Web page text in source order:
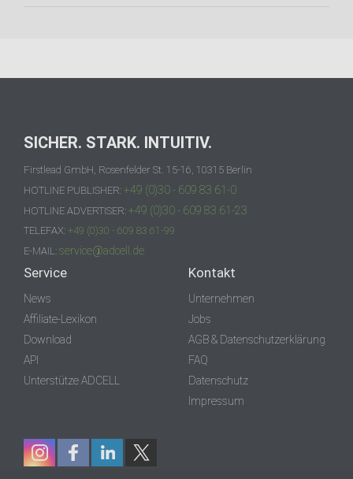
SICHER. STARK. INTUITIV.
Firstlead GmbH, Rosenfelder St. 15-16, 10315 Berlin
HOTLINE PUBLISHER: +49 (0)30 - 609 83 61-0
HOTLINE ADVERTISER: +49 (0)30 - 609 83 61-23
TELEFAX: +49 (0)30 - 609 83 61-99
E-MAIL: service@adcell.de
Service
News
Affiliate-Lexikon
Download
API
Unterstütze ADCELL
Kontakt
Unternehmen
Jobs
AGB & Datenschutzerklärung
FAQ
Datenschutz
Impressum